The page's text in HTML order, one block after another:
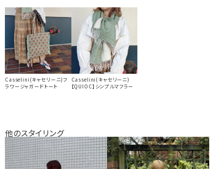
Casselini(キャセリーニ)フ
ラワージャガードトート
Casselini(キャセリーニ)
【QUIOC】シンプルマフラー
他のスタイリング